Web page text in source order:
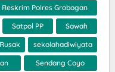
Reskrim Polres Grobogan
Satpol PP Sawah
sekolahadiwiyata
Sendang Coyo